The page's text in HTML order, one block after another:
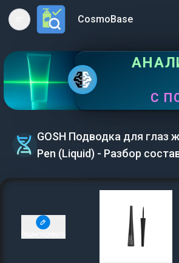
Open main menuCosmoBase
С
GOSH Подводка для глаз
Pen (Liquid) - Разбор